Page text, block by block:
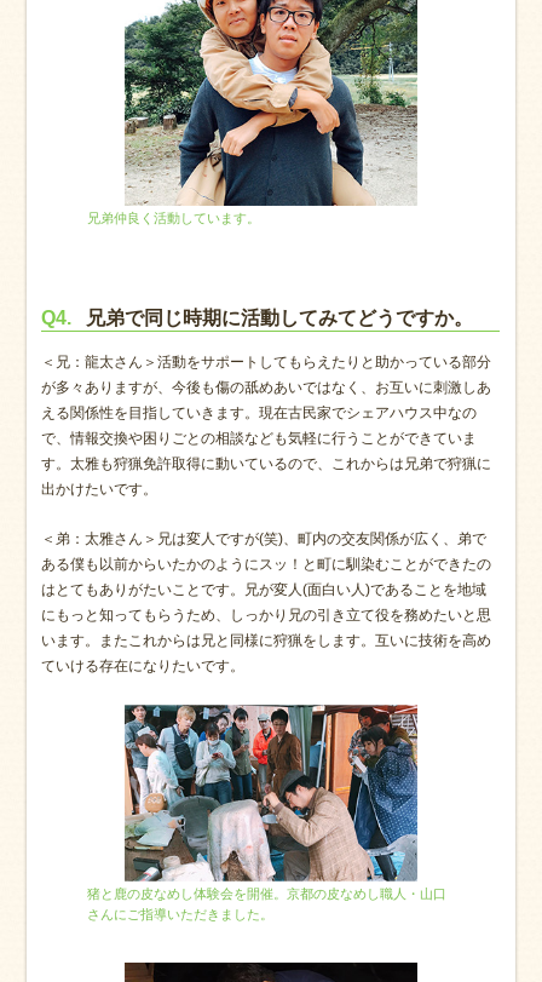
兄弟仲良く活動しています。
Q4. 兄弟で同じ時期に活動してみてどうですか。
＜兄：龍太さん＞活動をサポートしてもらえたりと助かっている部分
が多々ありますが、今後も傷の舐めあいではなく、お互いに刺激しあ
える関係性を目指していきます。現在古民家でシェアハウス中なの
で、情報交換や困りごとの相談なども気軽に行うことができていま
す。太雅も狩猟免許取得に動いているので、これからは兄弟で狩猟に
出かけたいです。
＜弟：太雅さん＞兄は変人ですが(笑)、町内の交友関係が広く、弟で
ある僕も以前からいたかのようにスッ！と町に馴染むことができたの
はとてもありがたいことです。兄が変人(面白い人)であることを地域
にもっと知ってもらうため、しっかり兄の引き立て役を務めたいと思
います。またこれからは兄と同様に狩猟をします。互いに技術を高め
ていける存在になりたいです。
猪と鹿の皮なめし体験会を開催。京都の皮なめし職人・山口
さんにご指導いただきました。